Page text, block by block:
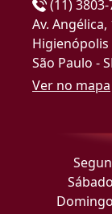
(11)
Av. Angélica,
Higienópolis
São Paulo -
Ver no mapa